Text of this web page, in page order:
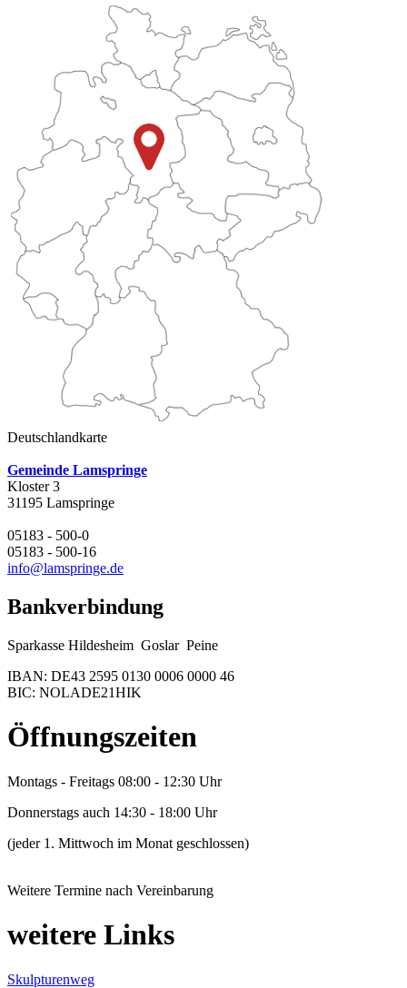
Deutschlandkarte
Gemeinde Lamspringe
Kloster 3
31195 Lamspringe
05183 - 500-0
05183 - 500-16
info@lamspringe.de
Bankverbindung
Sparkasse Hildesheim Goslar Peine
IBAN: DE43 2595 0130 0006 0000 46
BIC: NOLADE21HIK
Öffnungszeiten
Montags - Freitags 08:00 - 12:30 Uhr
Donnerstags auch 14:30 - 18:00 Uhr
(jeder 1. Mittwoch im Monat geschlossen)
Weitere Termine nach Vereinbarung
weitere Links
Skulpturenweg